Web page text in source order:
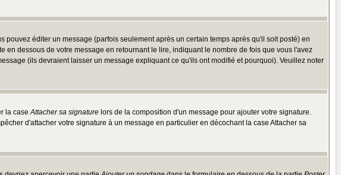
éditer un message (parfois seulement après un certain temps après qu'il soit posté) en
dessous de votre message en retournant le lire, indiquant le nombre de fois que vous l'avez
(ils devraient laisser un message expliquant ce qu'ils ont modifié et pourquoi). Veuillez noter
la caseAttacher sa signature lors de la composition d'un message pour ajouter votre signature.
d'attacher votre signature à un message en particulier en décochant la case Attacher sa